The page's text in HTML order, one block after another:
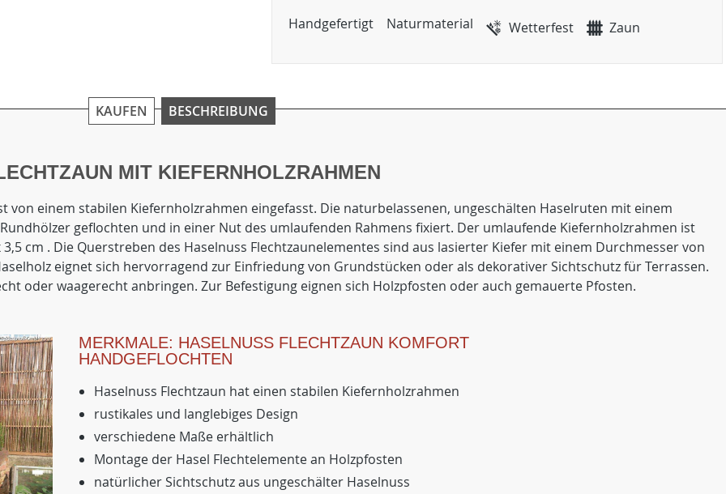
Handgefertigt Naturmaterial Wetterfest Zaun
KAUFEN BESCHREIBUNG
MIT KIEFERNHOLZRAHMEN
von einem stabilen Kiefernholzrahmen eingefasst. Die naturbelassenen, ungeschälten Haselruten mit einem
geflochten und in einer Nut des umlaufenden Rahmens fixiert. Der umlaufende Kiefernholzrahmen ist
cm . Die Querstreben des Haselnuss Flechtzaunelementes sind aus lasierter Kiefer mit einem Durchmesser von
eignet sich hervorragend zur Einfriedung von Grundstücken oder als dekorativer Sichtschutz für Terrassen.
oder waagerecht anbringen. Zur Befestigung eignen sich Holzpfosten oder auch gemauerte Pfosten.
MERKMALE: HASELNUSS FLECHTZAUN KOMFORT
HANDGEFLOCHTEN
Haselnuss Flechtzaun hat einen stabilen Kiefernholzrahmen
rustikales und langlebiges Design
verschiedene Maße erhältlich
Montage der Hasel Flechtelemente an Holzpfosten
natürlicher Sichtschutz aus ungeschälter Haselnuss